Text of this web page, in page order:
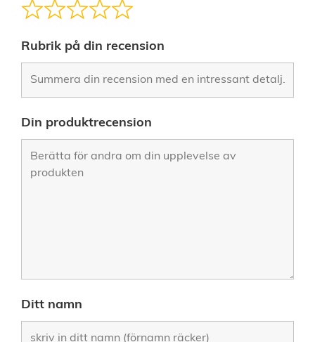
Rubrik på din recension
Din produktrecension
Ditt namn